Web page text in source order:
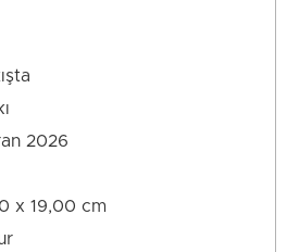
2026
x 19,00 cm